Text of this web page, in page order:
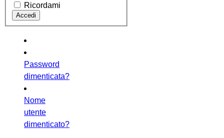
Ricordami
Password
dimenticata?
Nome
utente
dimenticato?